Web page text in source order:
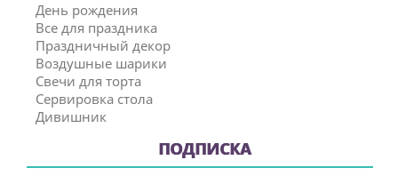
День рождения
Все для праздника
Праздничный декор
Воздушные шарики
Свечи для торта
Сервировка стола
Дивишник
ПОДПИСКА